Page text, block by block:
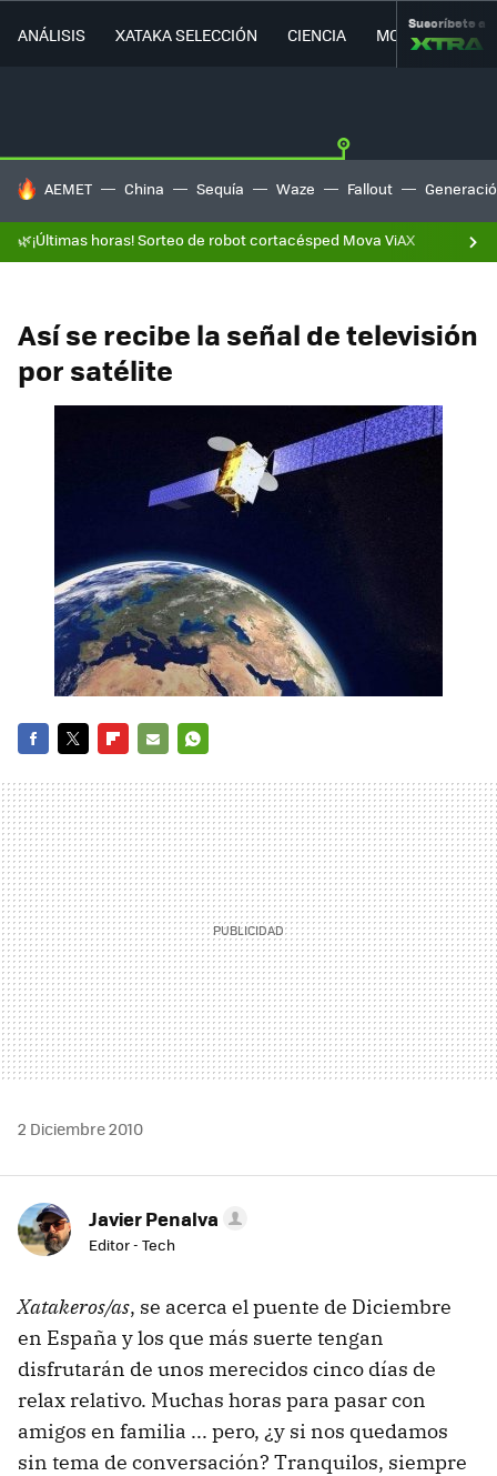
ANÁLISIS XATAKA SELECCIÓN CIENCIA MOVILIDAD
Suscríbete a
HOY SE HABLA DE
AEMET China Sequía Waze Fallout
🌿¡Últimas horas! Sorteo de robot cortacésped Mova ViAX
Así se recibe la señal de televisión
por satélite
MAIL
2 Diciembre 2010
Javier Penalva
Editor - Tech
Xatakeros/as, se acerca el puente de Diciembre
en España y los que más suerte tengan
disfrutarán de unos merecidos cinco días de
relax relativo. Muchas horas para pasar con
amigos en familia ... pero, ¿y si nos quedamos
sin tema de conversación? Tranquilos, siempre